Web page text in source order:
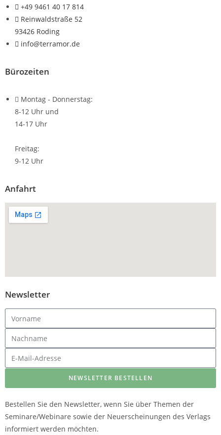
+49 9461 40 17 814
Reinwaldstraße 52
93426 Roding
info@terramor.de
Bürozeiten
Montag - Donnerstag:
8-12 Uhr und
14-17 Uhr
Freitag:
9-12 Uhr
Anfahrt
Newsletter
NEWSLETTER BESTELLEN
Bestellen Sie den Newsletter, wenn Sie über Themen der
Seminare/Webinare sowie der Neuerscheinungen des Verlags
informiert werden möchten.